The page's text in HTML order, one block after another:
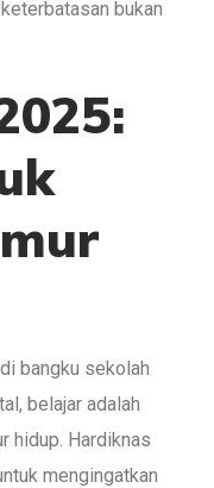
bukan
bangku sekolah
belajar adalah
hidup. Hardiknas
mengingatkan